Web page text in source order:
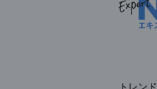
トレンド